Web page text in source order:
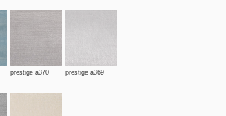
prestige a370 prestige a369